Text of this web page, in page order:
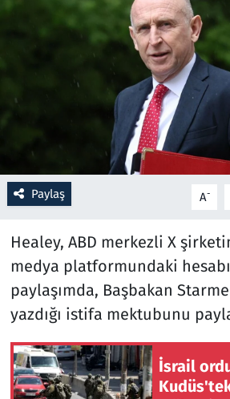
Paylaş A-
Healey, ABD merkezli X
medya platformundaki
paylaşımda, Başbakan
yazdığı istifa mektubunu
İsrail
Resmi İlanlar
Rüya Tabirleri
Savunma Sanayi
Seçim 2023
Spor
Teknoloji ve Bilim
Televizyon